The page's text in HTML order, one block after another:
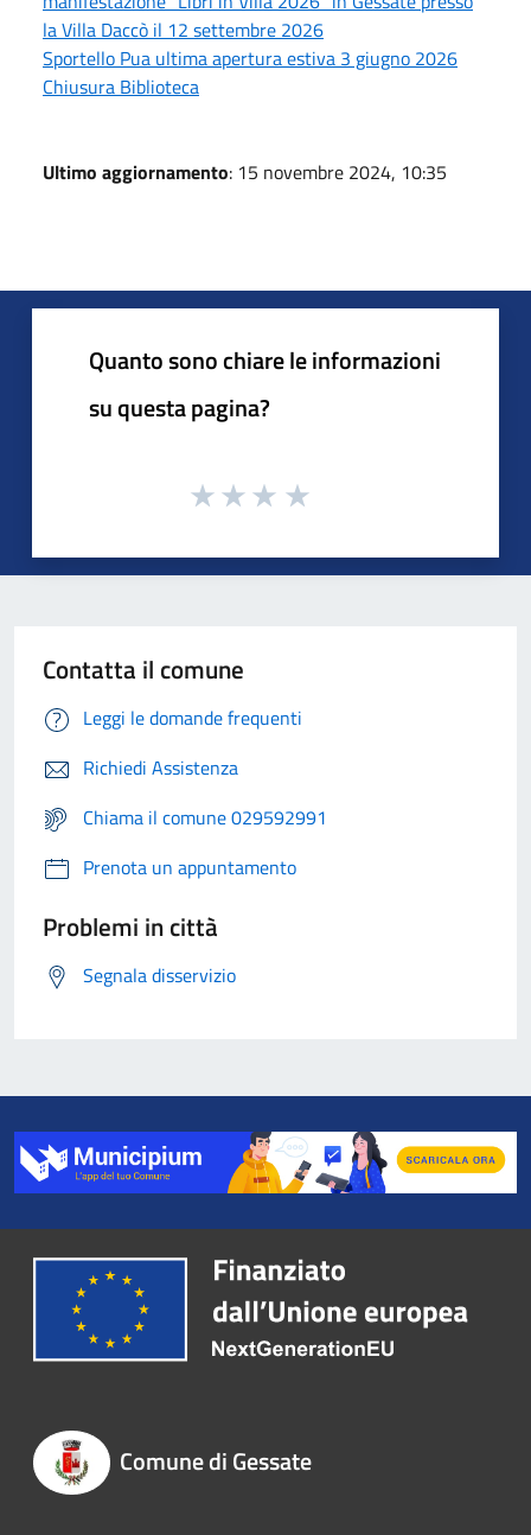
la Villa Daccò il 12 settembre 2026
Sportello Pua ultima apertura estiva 3 giugno 2026
Chiusura Biblioteca
Ultimo aggiornamento: 15 novembre 2024, 10:35
Quanto sono chiare le informazioni
su questa pagina?
Contatta il comune
Leggi le domande frequenti
Richiedi Assistenza
Chiama il comune 029592991
Prenota un appuntamento
Problemi in città
Segnala disservizio
Comune di Gessate